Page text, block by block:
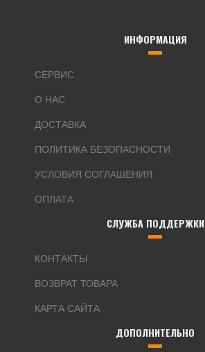
ИНФОРМАЦИЯ
СЕРВИС
О НАС
ДОСТАВКА
ПОЛИТИКА БЕЗОПАСНОСТИ
УСЛОВИЯ СОГЛАШЕНИЯ
ОПЛАТА
СЛУЖБА ПОДДЕРЖКИ
КОНТАКТЫ
ВОЗВРАТ ТОВАРА
КАРТА САЙТА
ДОПОЛНИТЕЛЬНО